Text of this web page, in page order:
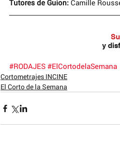
No se permite un uso comercial de la obra
derivadas, la distribución de las cuales se
Obras protegidas bajo licencia de Creative
Tutores de Guion: Camille
y
#RODAJES #ElCortodelaSemana
Cortometrajes INCINE
El Corto de la Semana